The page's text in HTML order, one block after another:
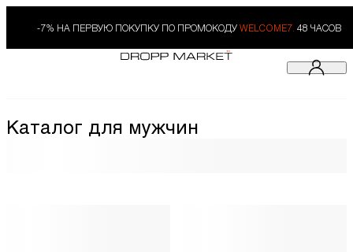
-7% НА ПЕРВУЮ ПОКУПКУ ПО ПРОМОКОДУ WELCOME7. 48 ЧАСОВ
Каталог для мужчин